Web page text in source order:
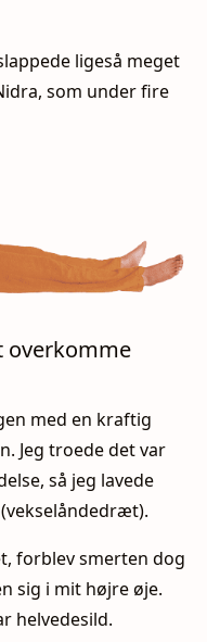
ligeså meget
som under fire
overkomme
med en kraftig
Jeg troede det var
så jeg lavede
forblev smerten dog
sig i mit højre øje.
helvedesild.